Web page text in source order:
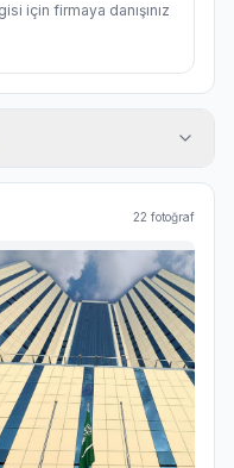
için firmaya danışınız
22 fotoğraf